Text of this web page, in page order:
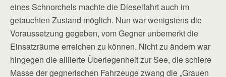
eines Schnorchels machte die Dieselfahrt auch im
getauchten Zustand möglich. Nun war wenigstens die
Voraussetzung gegeben, vom Gegner unbemerkt die
Einsatzräume erreichen zu können. Nicht zu ändern war
hingegen die alliierte Überlegenheit zur See, die schiere
Masse der gegnerischen Fahrzeuge zwang die „Grauen